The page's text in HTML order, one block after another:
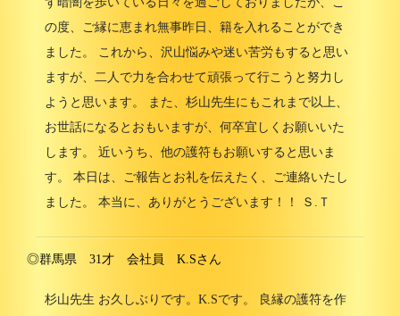
の度、ご縁に恵まれ無事昨日、籍を入れることができ
ました。 これから、沢山悩みや迷い苦労もすると思い
ますが、二人で力を合わせて頑張って行こうと努力し
ようと思います。 また、杉山先生にもこれまで以上、
お世話になるとおもいますが、何卒宜しくお願いいた
します。 近いうち、他の護符もお願いすると思いま
す。 本日は、ご報告とお礼を伝えたく、ご連絡いたし
ました。 本当に、ありがとうございます！！ Ｓ.Ｔ
◎群馬県 31才 会社員 K.Sさん
杉山先生 お久しぶりです。K.Sです。 良縁の護符を作